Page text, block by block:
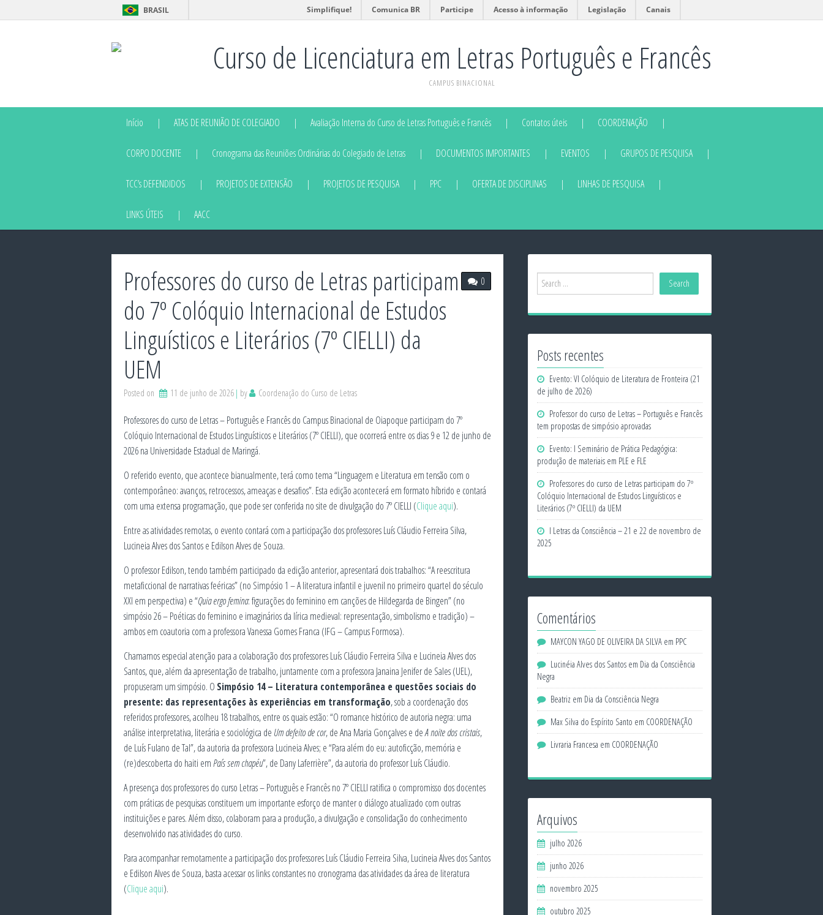
BRASIL Simplifique! Comunica BR Participe Acesso à informação Legislação Canais
Curso de Licenciatura em Letras Português e Francês
CAMPUS BINACIONAL
Início ATAS DE REUNIÃO DE COLEGIADO Avaliação Interna do Curso de Letras Português e Francês Contatos úteis COORDENAÇÃO
CORPO DOCENTE Cronograma das Reuniões Ordinárias do Colegiado de Letras DOCUMENTOS IMPORTANTES EVENTOS GRUPOS DE PESQUISA
TCC’s DEFENDIDOS PROJETOS DE EXTENSÃO PROJETOS DE PESQUISA PPC OFERTA DE DISCIPLINAS LINHAS DE PESQUISA
LINKS ÚTEIS AACC
0
Professores do curso de Letras participam
do 7º Colóquio Internacional de Estudos
Linguísticos e Literários (7º CIELLI) da
UEM
Posted on 11 de junho de 2026 by Coordenação do Curso de Letras
Professores do curso de Letras – Português e Francês do Campus Binacional de Oiapoque participam do 7º
Colóquio Internacional de Estudos Linguísticos e Literários (7º CIELLI), que ocorrerá entre os dias 9 e 12 de junho de
2026 na Universidade Estadual de Maringá.
O referido evento, que acontece bianualmente, terá como tema “Linguagem e Literatura em tensão com o
contemporâneo: avanços, retrocessos, ameaças e desafios”. Esta edição acontecerá em formato híbrido e contará
com uma extensa programação, que pode ser conferida no site de divulgação do 7º CIELLI (Clique aqui).
Entre as atividades remotas, o evento contará com a participação dos professores Luís Cláudio Ferreira Silva,
Lucineia Alves dos Santos e Edilson Alves de Souza.
O professor Edilson, tendo também participado da edição anterior, apresentará dois trabalhos: “A reescritura
metaficcional de narrativas feéricas” (no Simpósio 1 – A literatura infantil e juvenil no primeiro quartel do século
XXI em perspectiva) e “Quia ergo femina: figurações do feminino em canções de Hildegarda de Bingen” (no
simpósio 26 – Poéticas do feminino e imaginários da lírica medieval: representação, simbolismo e tradição) –
ambos em coautoria com a professora Vanessa Gomes Franca (IFG – Campus Formosa).
Chamamos especial atenção para a colaboração dos professores Luís Cláudio Ferreira Silva e Lucineia Alves dos
Santos, que, além da apresentação de trabalho, juntamente com a professora Janaina Jenifer de Sales (UEL),
propuseram um simpósio. O Simpósio 14 – Literatura contemporânea e questões sociais do
presente: das representações às experiências em transformação, sob a coordenação dos
referidos professores, acolheu 18 trabalhos, entre os quais estão: “O romance histórico de autoria negra: uma
análise interpretativa, literária e sociológica de Um defeito de cor, de Ana Maria Gonçalves e deA noite dos cristais,
de Luís Fulano de Tal”, da autoria da professora Lucineia Alves; e “Para além do eu: autoficção, memória e
(re)descoberta do haiti emPaís sem chapéu”, de Dany Laferrière”, da autoria do professor Luís Cláudio.
A presença dos professores do curso Letras – Português e Francês no 7º CIELLI ratifica o compromisso dos docentes
com práticas de pesquisas constituem um importante esforço de manter o diálogo atualizado com outras
instituições e pares. Além disso, colaboram para a produção, a divulgação e consolidação do conhecimento
desenvolvido nas atividades do curso.
Para acompanhar remotamente a participação dos professores Luís Cláudio Ferreira Silva, Lucineia Alves dos Santos
e Edilson Alves de Souza, basta acessar os links constantes no cronograma das atividades da área de literatura
(Clique aqui).
Posts recentes
Evento: VI Colóquio de Literatura de Fronteira (21
de julho de 2026)
Professor do curso de Letras – Português e Francês
tem propostas de simpósio aprovadas
Evento: I Seminário de Prática Pedagógica:
produção de materiais em PLE e FLE
Professores do curso de Letras participam do 7º
Colóquio Internacional de Estudos Linguísticos e
Literários (7º CIELLI) da UEM
I Letras da Consciência – 21 e 22 de novembro de
2025
Comentários
MAYCON YAGO DE OLIVEIRA DA SILVA em PPC
Lucinéia Alves dos Santos em Dia da Consciência
Negra
Beatriz em Dia da Consciência Negra
Max Silva do Espírito Santo em COORDENAÇÃO
Livraria Francesa em COORDENAÇÃO
Arquivos
julho 2026
junho 2026
novembro 2025
outubro 2025